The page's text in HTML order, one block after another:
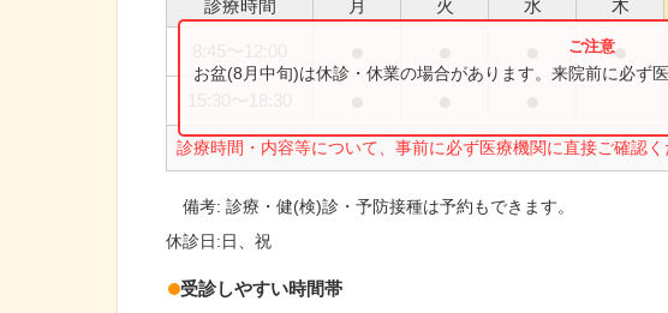
診療時間 月 火 水 木
●
診療時間・内容等について、事前に必ず医療機関に直接ご確認く
お盆(8月中旬)は休診・休業の場合があります。来院前に必ず
備考:診療・健(検)診・予防接種は予約もできます。
休診日:日、祝
受診しやすい時間帯